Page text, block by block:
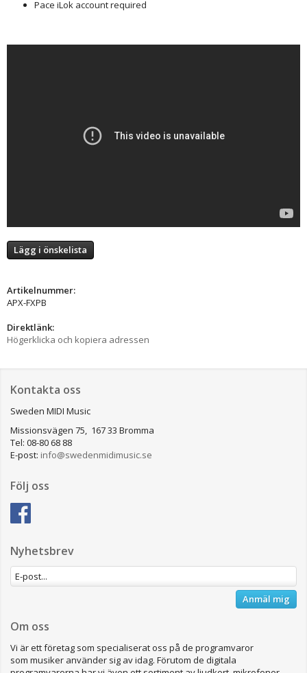
Pace iLok account required
Lägg i önskelista
Artikelnummer:
APX-FXPB
Direktlänk:
Högerklicka och kopiera adressen
Kontakta oss
Sweden MIDI Music
Missionsvägen 75, 167 33 Bromma
Tel: 08-80 68 88
E-post: info@swedenmidimusic.se
Följ oss
Nyhetsbrev
Anmäl mig
Om oss
Vi är ett företag som specialiserat oss på de programvaror
som musiker använder sig av idag. Förutom de digitala